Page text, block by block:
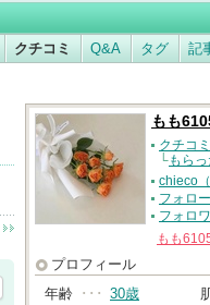
クチコミ Q&A タグ 記
もも
クチコミ
└もら
chieco
フォロー
フォロ
もも
プロフィール
年齢 ･･･ 30歳